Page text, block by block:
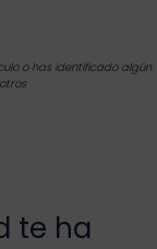
o has identificado algún
te ha